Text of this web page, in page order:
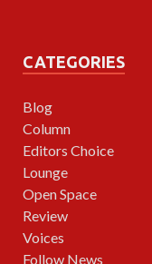
CATEGORIES
Blog
Column
Editors Choice
Lounge
Open Space
Review
Voices
Follow News